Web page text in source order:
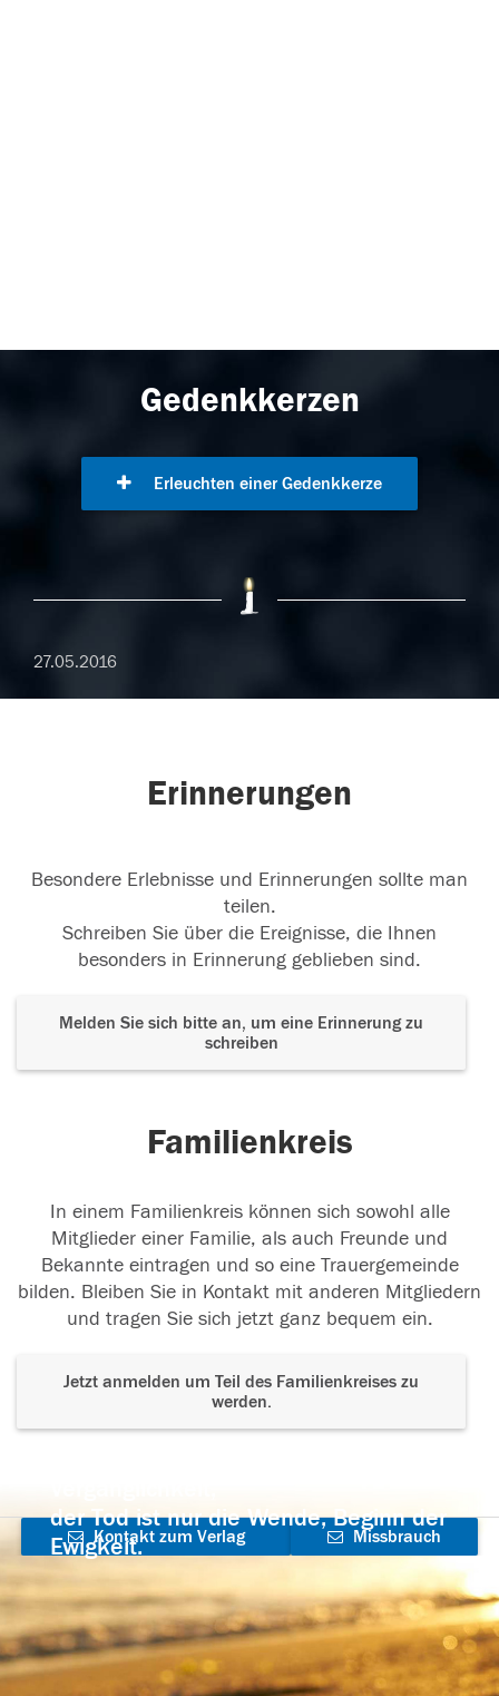
Gedenkkerzen
Erleuchten einer Gedenkkerze
27.05.2016
Erinnerungen
Besondere Erlebnisse und Erinnerungen sollte man
teilen.
Schreiben Sie über die Ereignisse, die Ihnen
besonders in Erinnerung geblieben sind.
Melden Sie sich bitte an, um eine Erinnerung zu
schreiben
Familienkreis
In einem Familienkreis können sich sowohl alle
Mitglieder einer Familie, als auch Freunde und
Bekannte eintragen und so eine Trauergemeinde
bilden. Bleiben Sie in Kontakt mit anderen Mitgliedern
und tragen Sie sich jetzt ganz bequem ein.
Jetzt anmelden um Teil des Familienkreises zu
werden.
der Tod ist nur die Wende, Beginn der
Ewigkeit.
Kontakt zum Verlag
aufnehmen
Missbrauch